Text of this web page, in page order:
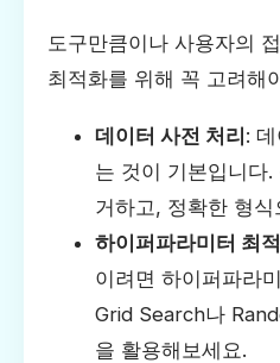
도구만큼이나 사용자의
최적화를 위해 꼭 고려해
데이터 사전 처리:
는 것이 기본입니다
거하고, 정확한 형
하이퍼파라미터 최
이려면 하이퍼파라
Grid Search나
을 활용해보세요.